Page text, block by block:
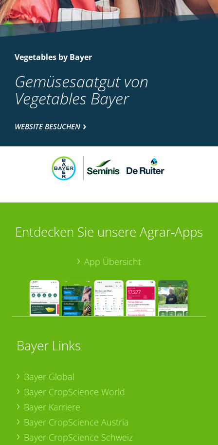
Vegetables by Bayer
Gemüsesaatgut von
Vegetables Bayer
WEBSITE BESUCHEN
Entdecken Sie unsere Agrar-Apps
App Übersicht
Bayer Links
Bayer Global
Bayer CropScience World
Bayer Karriere
Bayer CropScience Austria
Bayer CropScience Schweiz